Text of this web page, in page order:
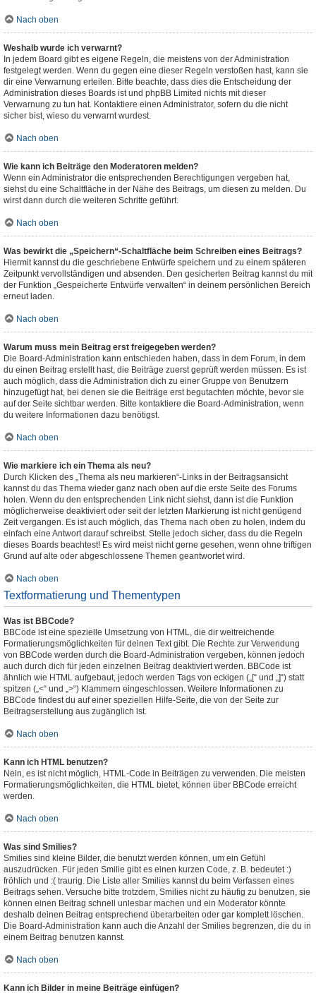
Nach oben
Weshalb wurde ich verwarnt?
In jedem Board gibt es eigene Regeln, die meistens von der Administration
festgelegt werden. Wenn du gegen eine dieser Regeln verstoßen hast, kann sie
dir eine Verwarnung erteilen. Bitte beachte, dass dies die Entscheidung der
Administration dieses Boards ist und phpBB Limited nichts mit dieser
Verwarnung zu tun hat. Kontaktiere einen Administrator, sofern du die nicht
sicher bist, wieso du verwarnt wurdest.
Nach oben
Wie kann ich Beiträge den Moderatoren melden?
Wenn ein Administrator die entsprechenden Berechtigungen vergeben hat,
siehst du eine Schaltfläche in der Nähe des Beitrags, um diesen zu melden. Du
wirst dann durch die weiteren Schritte geführt.
Nach oben
Was bewirkt die „Speichern“-Schaltfläche beim Schreiben eines Beitrags?
Hiermit kannst du die geschriebene Entwürfe speichern und zu einem späteren
Zeitpunkt vervollständigen und absenden. Den gesicherten Beitrag kannst du mit
der Funktion „Gespeicherte Entwürfe verwalten“ in deinem persönlichen Bereich
erneut laden.
Nach oben
Warum muss mein Beitrag erst freigegeben werden?
Die Board-Administration kann entschieden haben, dass in dem Forum, in dem
du einen Beitrag erstellt hast, die Beiträge zuerst geprüft werden müssen. Es ist
auch möglich, dass die Administration dich zu einer Gruppe von Benutzern
hinzugefügt hat, bei denen sie die Beiträge erst begutachten möchte, bevor sie
auf der Seite sichtbar werden. Bitte kontaktiere die Board-Administration, wenn
du weitere Informationen dazu benötigst.
Nach oben
Wie markiere ich ein Thema als neu?
Durch Klicken des „Thema als neu markieren“-Links in der Beitragsansicht
kannst du das Thema wieder ganz nach oben auf die erste Seite des Forums
holen. Wenn du den entsprechenden Link nicht siehst, dann ist die Funktion
möglicherweise deaktiviert oder seit der letzten Markierung ist nicht genügend
Zeit vergangen. Es ist auch möglich, das Thema nach oben zu holen, indem du
einfach eine Antwort darauf schreibst. Stelle jedoch sicher, dass du die Regeln
dieses Boards beachtest! Es wird meist nicht gerne gesehen, wenn ohne triftigen
Grund auf alte oder abgeschlossene Themen geantwortet wird.
Nach oben
Textformatierung und Thementypen
Was ist BBCode?
BBCode ist eine spezielle Umsetzung von HTML, die dir weitreichende
Formatierungsmöglichkeiten für deinen Text gibt. Die Rechte zur Verwendung
von BBCode werden durch die Board-Administration vergeben, können jedoch
auch durch dich für jeden einzelnen Beitrag deaktiviert werden. BBCode ist
ähnlich wie HTML aufgebaut, jedoch werden Tags von eckigen („[“ und „]“) statt
spitzen („<“ und „>“) Klammern eingeschlossen. Weitere Informationen zu
BBCode findest du auf einer speziellen Hilfe-Seite, die von der Seite zur
Beitragserstellung aus zugänglich ist.
Nach oben
Kann ich HTML benutzen?
Nein, es ist nicht möglich, HTML-Code in Beiträgen zu verwenden. Die meisten
Formatierungsmöglichkeiten, die HTML bietet, können über BBCode erreicht
werden.
Nach oben
Was sind Smilies?
Smilies sind kleine Bilder, die benutzt werden können, um ein Gefühl
auszudrücken. Für jeden Smilie gibt es einen kurzen Code, z. B. bedeutet :)
fröhlich und :( traurig. Die Liste aller Smilies kannst du beim Verfassen eines
Beitrags sehen. Versuche bitte trotzdem, Smilies nicht zu häufig zu benutzen, sie
können einen Beitrag schnell unlesbar machen und ein Moderator könnte
deshalb deinen Beitrag entsprechend überarbeiten oder gar komplett löschen.
Die Board-Administration kann auch die Anzahl der Smilies begrenzen, die du in
einem Beitrag benutzen kannst.
Nach oben
Kann ich Bilder in meine Beiträge einfügen?